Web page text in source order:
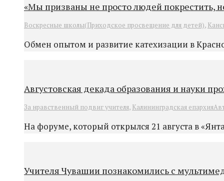
«Мы призваны не просто людей покрестить,
Воскресные школы(Приходское просвещение для детей),
Обмен опытом и развитие катехизации в
Августовская декада образования и науки
За нравственный подвиг учителя, Калининградская епархия
На форуме, который открылся 21 августа в
Учителя Чувашии познакомились с